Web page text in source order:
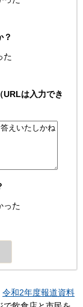
？
た
URLは入力でき
った
令和2年度報道資料